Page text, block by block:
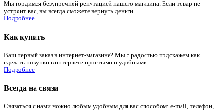
Мы гордимся безупречной репутацией нашего магазина. Если товар не
устроит вас, вы всегда сможете вернуть деньги.
Подробнее
Как купить
Ваш первый заказ в интернет-магазине? Мы с радостью подскажем как
сделать покупки в интернете простыми и удобными.
Подробнее
Всегда на связи
Связаться с нами можно любым удобным для вас способом: e-mail, телефон,